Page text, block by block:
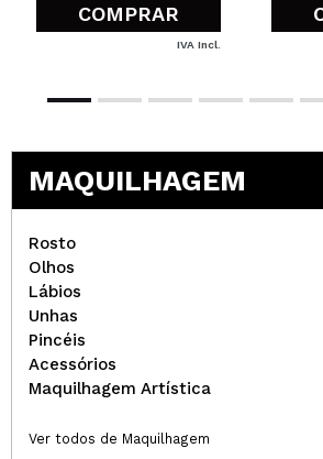
COMPRAR
IVA Incl.
MAQUILHAGEM
Rosto
Olhos
Lábios
Unhas
Pincéis
Acessórios
Maquilhagem Artística
Ver todos de Maquilhagem